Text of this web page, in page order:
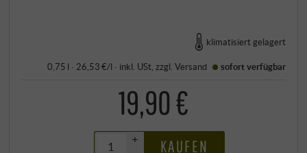
klimatisiert gelagert
0,75 l · 26,53 €/l · inkl. USt , zzgl.Versand sofort verfügbar
19,90 €
+
KAUFEN